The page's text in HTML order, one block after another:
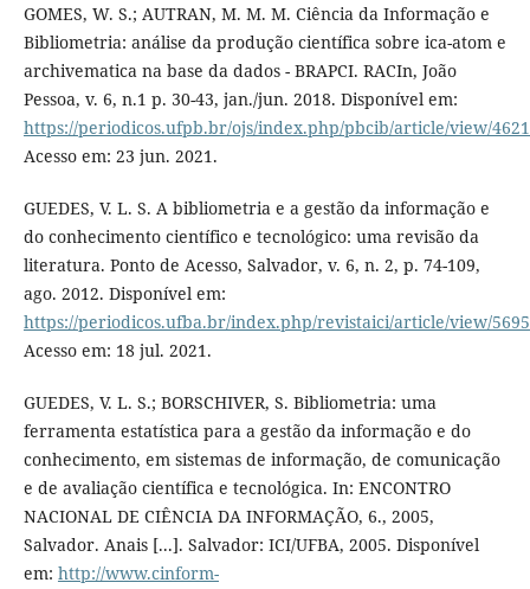
GOMES, W. S.; AUTRAN, M. M. M. Ciência da Informação e
Bibliometria: análise da produção científica sobre ica-atom e
archivematica na base da dados - BRAPCI. RACIn, João
Pessoa, v. 6, n.1 p. 30-43, jan./jun. 2018. Disponível em:
https://periodicos.ufpb.br/ojs/index.php/pbcib/article/view/
Acesso em: 23 jun. 2021.
GUEDES, V. L. S. A bibliometria e a gestão da informação e
do conhecimento científico e tecnológico: uma revisão da
literatura. Ponto de Acesso, Salvador, v. 6, n. 2, p. 74-109,
ago. 2012. Disponível em:
https://periodicos.ufba.br/index.php/revistaici/article/view/5695
Acesso em: 18 jul. 2021.
GUEDES, V. L. S.; BORSCHIVER, S. Bibliometria: uma
ferramenta estatística para a gestão da informação e do
conhecimento, em sistemas de informação, de comunicação
e de avaliação científica e tecnológica. In: ENCONTRO
NACIONAL DE CIÊNCIA DA INFORMAÇÃO, 6., 2005,
Salvador. Anais [...]. Salvador: ICI/UFBA, 2005. Disponível
em: http://www.cinform-